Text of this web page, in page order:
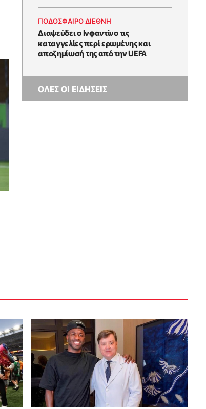
ΠΟΔΟΣΦΑΙΡΟ ΔΙΕΘΝΗ
Διαψεύδει ο Ινφαντίνο τις
καταγγελίες περί ερωμένης και
αποζημίωσή της από την UEFA
ΟΛΕΣ ΟΙ ΕΙΔΗΣΕΙΣ